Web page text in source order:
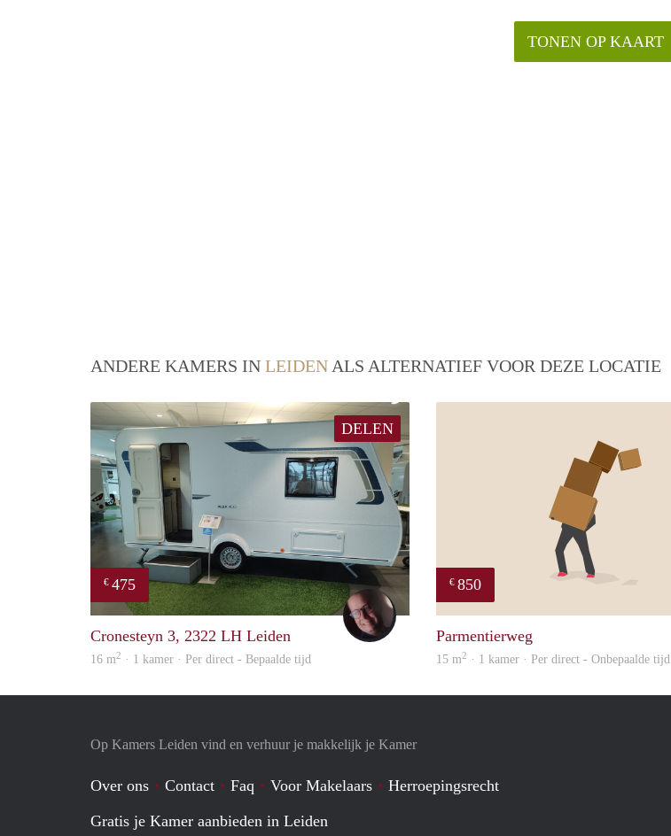
TONEN OP KAART
ANDERE KAMERS IN LEIDEN ALS ALTERNATIEF VOOR DEZE LOCATIE
DELEN
€ 475
Cronesteyn 3, 2322 LH Leiden
16 m2 · 1 kamer · Per direct - Bepaalde tijd
€ 850
Parmentierweg
15 m2 · 1 kamer · Per direct - Onbepaalde tijd
Op Kamers Leiden vind en verhuur je makkelijk je Kamer
Over ons Contact Faq Voor Makelaars
Herroepingsrecht
Gratis je Kamer aanbieden in Leiden